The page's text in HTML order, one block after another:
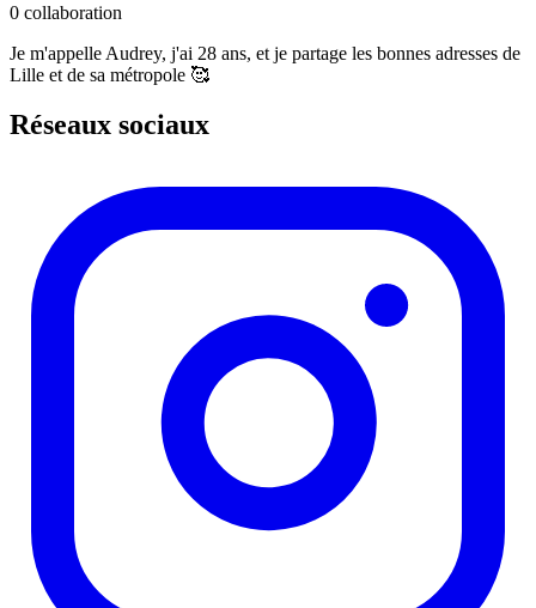
0 collaboration
Je m'appelle Audrey, j'ai 28 ans, et je partage les bonnes adresses de
Lille et de sa métropole 🥰
Réseaux sociaux